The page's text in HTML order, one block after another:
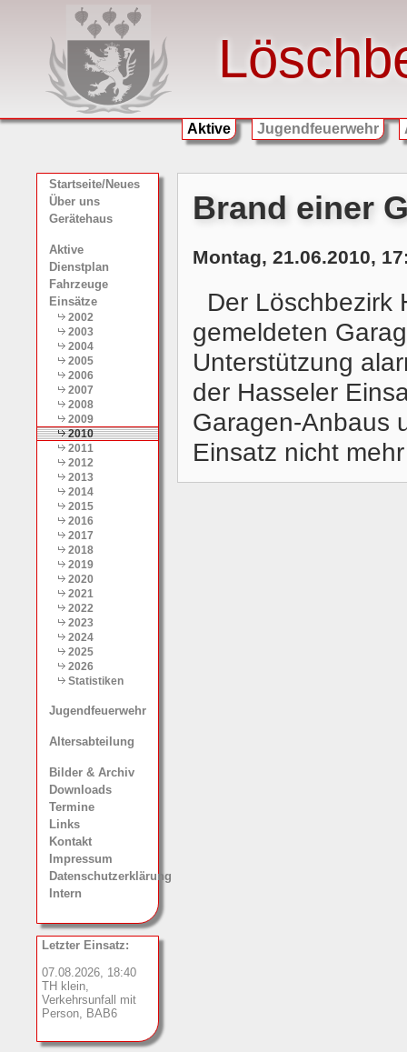
Aktive Jugendfeuerwehr
Startseite/Neues
Über uns
Gerätehaus
Aktive
Dienstplan
Fahrzeuge
Einsätze
2002
2003
2004
2005
2006
2007
2008
2009
2010
2011
2012
2013
2014
2015
2016
2017
2018
2019
2020
2021
2022
2023
2024
2025
2026
Statistiken
Jugendfeuerwehr
Altersabteilung
Bilder & Archiv
Downloads
Termine
Links
Kontakt
Impressum
Datenschutzerklärung
Intern
Letzter Einsatz:
07.08.2026, 18:40
TH klein,
Verkehrsunfall mit
Person, BAB6
Brand einer
Montag, 21.06.2010,
Der Löschbezirk
gemeldeten
Unterstützung
der Hasseler
Garagen-Anbaus
Einsatz nicht